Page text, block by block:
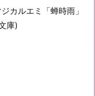
カルエミ「蝉時雨」
庫)